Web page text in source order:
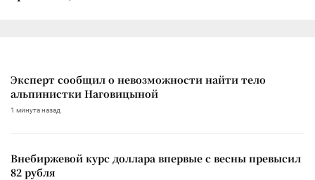
Эксперт сообщил о невозможности найти тело
альпинистки Наговицыной
1 минута назад
Внебиржевой курс доллара впервые с весны превысил
82 рубля